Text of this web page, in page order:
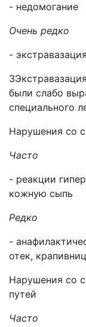
- недомогание
Очень редко
-
были слабо
специального
Нарушения со
Часто
- реакции
кожную сыпь
Редко
-
отек,
Нарушения со
путей
Часто